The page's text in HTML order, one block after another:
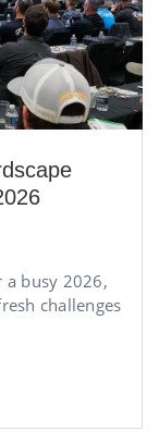
a busy 2026,
challenges